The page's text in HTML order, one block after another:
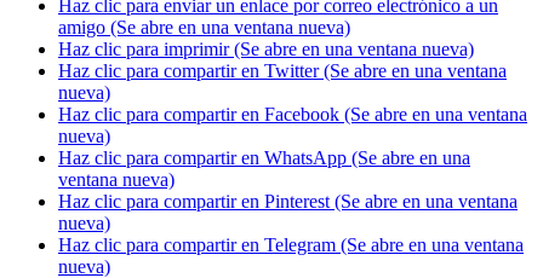
Haz clic para enviar un enlace por correo electrónico a un
amigo (Se abre en una ventana nueva)
Haz clic para imprimir (Se abre en una ventana nueva)
Haz clic para compartir en Twitter (Se abre en una ventana
nueva)
Haz clic para compartir en Facebook (Se abre en una ventana
nueva)
Haz clic para compartir en WhatsApp (Se abre en una
ventana nueva)
Haz clic para compartir en Pinterest (Se abre en una ventana
nueva)
Haz clic para compartir en Telegram (Se abre en una ventana
nueva)